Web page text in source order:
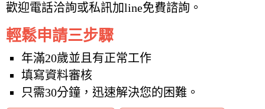
歡迎電話洽詢或私訊加line免費諮詢。
輕鬆申請三步驟
年滿20歲並且有正常工作
填寫資料審核
只需30分鐘，迅速解決您的困難。